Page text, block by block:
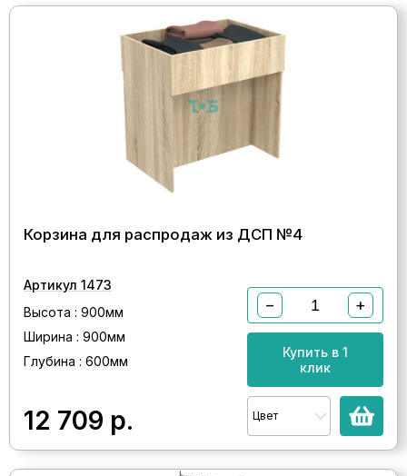
Корзина для распродаж из ДСП №4
Артикул 1473
Высота : 900мм
Ширина : 900мм
Глубина : 600мм
12 709 р.
− +
Купить в 1
клик
Цвет